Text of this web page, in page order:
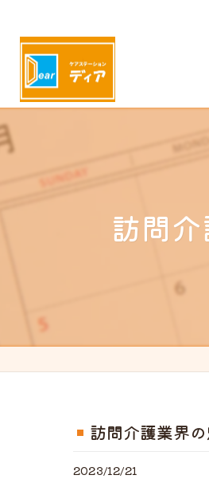
訪問
訪問介護業界
2023/12/21